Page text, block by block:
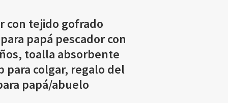
con tejido gofrado
papá pescador con
toalla absorbente
para colgar, regalo del
papá/abuelo